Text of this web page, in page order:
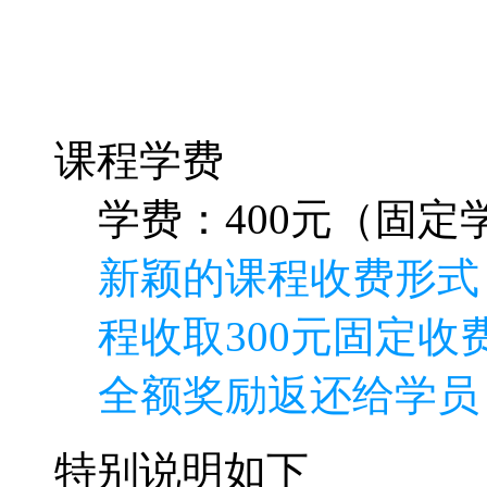
课程学费
学费：400元（固定
新颖的课程收费形
程收取300元固定收
全额奖励返还给学
特别说明如下